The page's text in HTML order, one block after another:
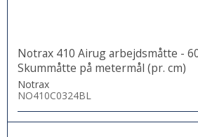
Notrax 410 Airug arbejdsmåtte -
Skummåtte på metermål (pr. cm)
Notrax
NO410C0324BL